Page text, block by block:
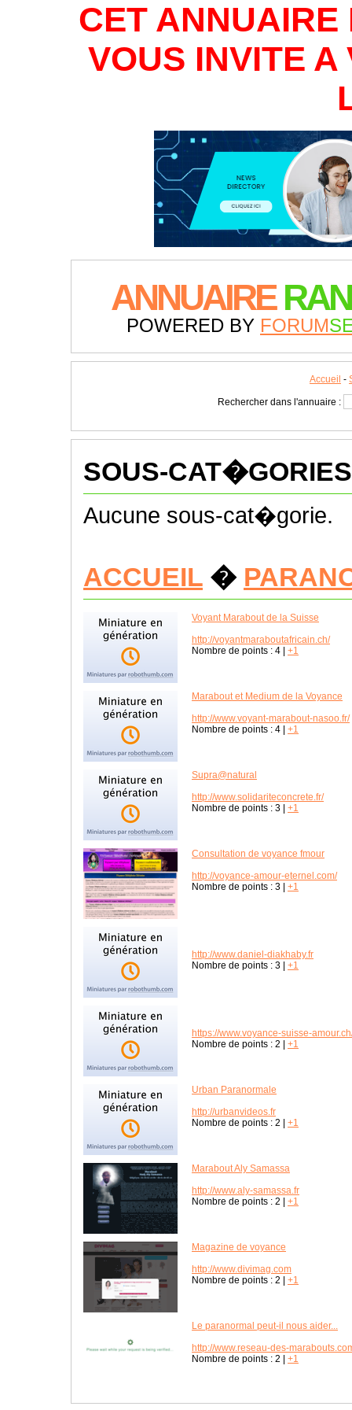
CET
VOUS INVITE A
ANNUAIRE
POWERED BY FORUM
Accueil -
Rechercher dans l'annuaire :
SOUS-CAT�GORIES
Aucune sous-cat�gorie.
ACCUEIL �
Voyant Marabout de la Suisse
http://voyantmaraboutafricain.ch/
Nombre de points : 4 +1
Marabout et Medium de la Voyance
http://www.voyant-marabout-nasoo.fr/
Nombre de points : 4 +1
Supra@natural
http://www.solidariteconcrete.fr/
Nombre de points : 3 +1
Consultation de voyance fmour
http://voyance-amour-eternel.com/
Nombre de points : 3 +1
http://www.daniel-diakhaby.fr
Nombre de points : 3 +1
https://www.voyance-suisse-
Nombre de points : 2 +1
Urban Paranormale
http://urbanvideos.fr
Nombre de points : 2 +1
Marabout Aly Samassa
http://www.aly-samassa.fr
Nombre de points : 2 +1
Magazine de voyance
http://www.divimag.com
Nombre de points : 2 +1
Le paranormal peut-il nous aider...
http://www.reseau-des-
Nombre de points : 2 +1